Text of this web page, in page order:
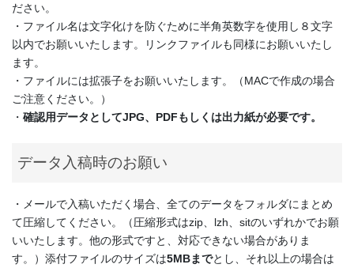
ださい。
・ファイル名は文字化けを防ぐために半角英数字を使用し８文字
以内でお願いいたします。リンクファイルも同様にお願いいたし
ます。
・ファイルには拡張子をお願いいたします。（MACで作成の場合
ご注意ください。）
・ 確認用データとしてJPG、PDFもしくは出力紙が必要です。
データ入稿時のお願い
・メールで入稿いただく場合、全てのデータをフォルダにまとめ
て圧縮してください。（圧縮形式はzip、lzh、sitのいずれかでお願
いいたします。他の形式ですと、対応できない場合がありま
す。）添付ファイルのサイズは5MBまでとし、それ以上の場合は